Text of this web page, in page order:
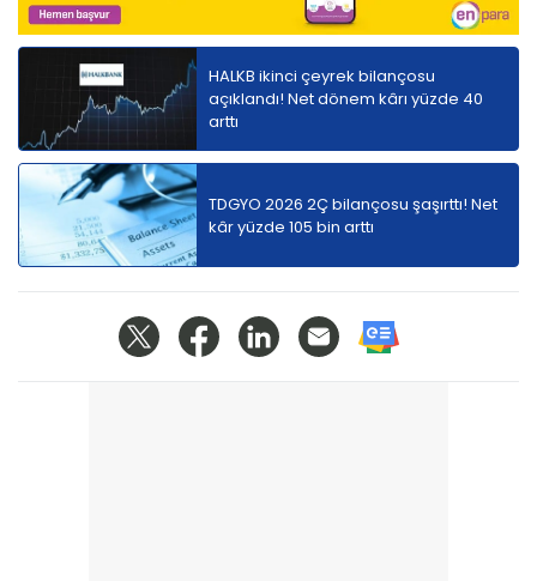
HALKB ikinci çeyrek bilançosu
açıklandı! Net dönem kârı yüzde 40
arttı
TDGYO 2026 2Ç bilançosu şaşırttı! Net
kâr yüzde 105 bin arttı